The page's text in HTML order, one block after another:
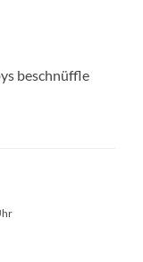
beschnüffle